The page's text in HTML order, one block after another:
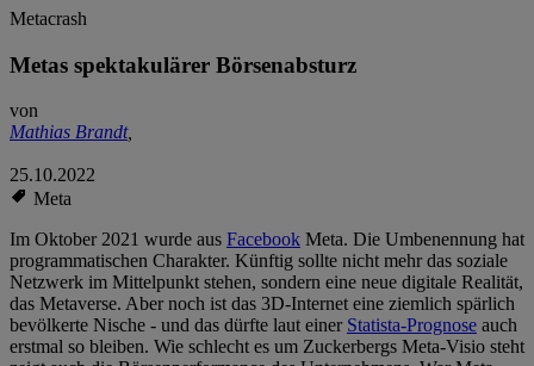
Metacrash
Metas spektakulärer Börsenabsturz
von
Mathias Brandt,
25.10.2022
Meta
Im Oktober 2021 wurde aus Facebook Meta. Die Umbenennung hat
programmatischen Charakter. Künftig sollte nicht mehr das soziale
Netzwerk im Mittelpunkt stehen, sondern eine neue digitale Realität,
das Metaverse. Aber noch ist das 3D-Internet eine ziemlich spärlich
bevölkerte Nische - und das dürfte laut einer Statista-Prognose auch
erstmal so bleiben. Wie schlecht es um Zuckerbergs Meta-Visio steht